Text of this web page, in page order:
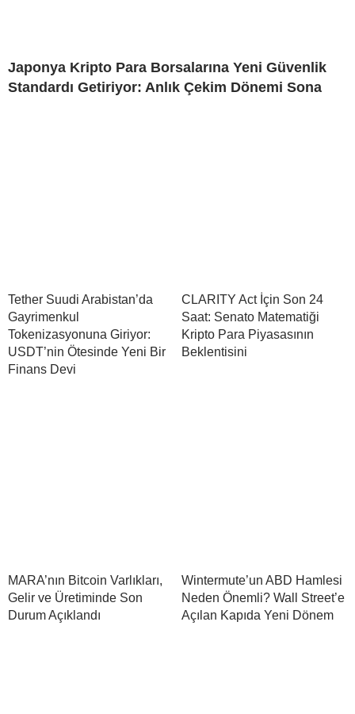
Japonya Kripto Para Borsalarına Yeni Güvenlik
Standardı Getiriyor: Anlık Çekim Dönemi Sona
Tether Suudi Arabistan’da
Gayrimenkul
Tokenizasyonuna Giriyor:
USDT’nin Ötesinde Yeni Bir
Finans Devi
CLARITY Act İçin Son 24
Saat: Senato Matematiği
Kripto Para Piyasasının
Beklentisini
MARA’nın Bitcoin Varlıkları,
Gelir ve Üretiminde Son
Durum Açıklandı
Wintermute’un ABD Hamlesi
Neden Önemli? Wall Street’e
Açılan Kapıda Yeni Dönem